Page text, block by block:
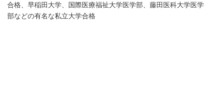
合格、早稲田大学、国際医療福祉大学医学部、藤田医科大学医学
部などの有名な私立大学合格